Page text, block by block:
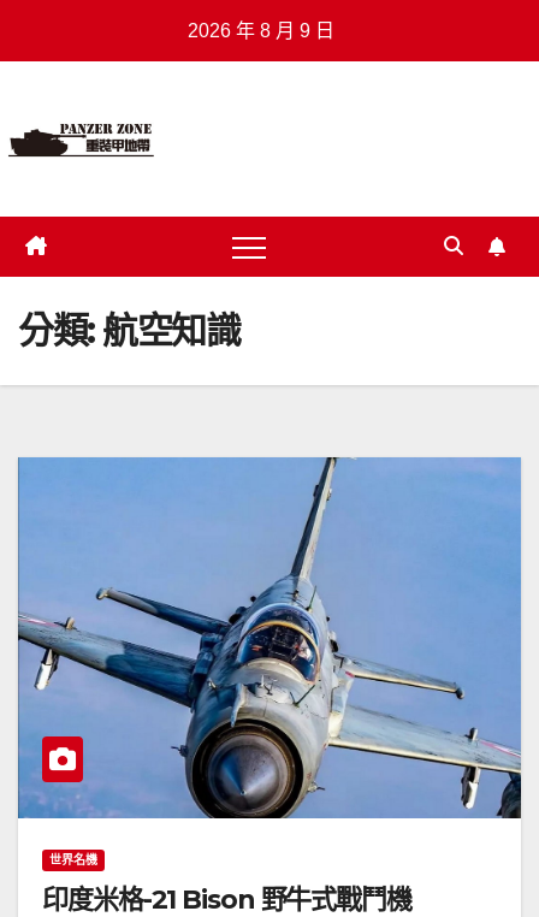
2026 年 8 月 9 日
分類:航空知識
世界名機
印度米格-21 Bison 野牛式戰鬥機